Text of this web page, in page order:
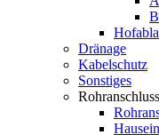
Dränage
Kabelschutz
Sonstiges